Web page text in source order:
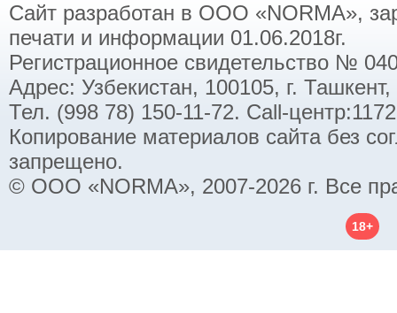
Сайт разработан в ООО «NORMA»,
печати и информации 01.06.2018г.
Регистрационное свидетельство №
Адрес: Узбекистан, 100105, г.
Тел. (998 78) 150-11-72. Call-
Копирование материалов сайта без
запрещено.
© ООО «NORMA», 2007-2026 г. Все
18+